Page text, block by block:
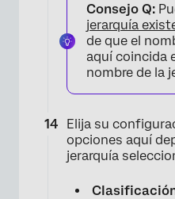
Consejo Q:
jerarquía
de que el
aquí coincida
nombre de la
Elija su
opciones aquí
jerarquía